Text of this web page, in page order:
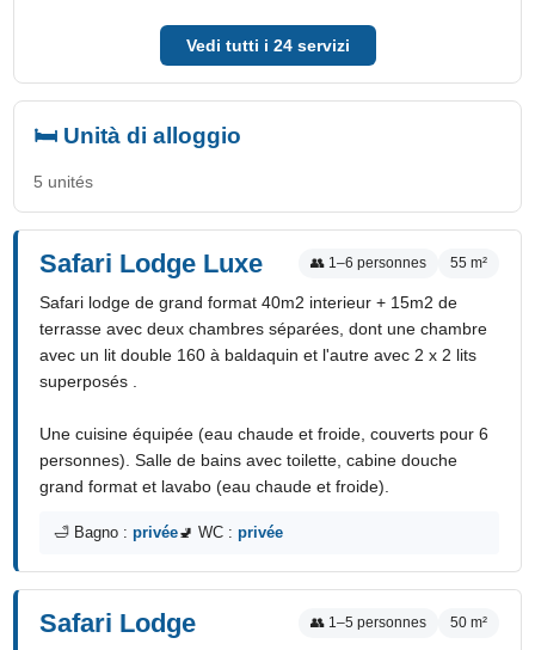
✓ Accès internet par wifi
✓ Animaux non acceptés
✓ Petit déjeuner
✓ Parking privé
Prestations intérieures
✓ Lave linge ✓ Micro-ondes
Situation
✓ Campagne ✓ Montagne
Vedi tutti i 24 servizi
🛏️ Unità di alloggio
5 unités
Safari Lodge Luxe 👥 1–6 personnes 55 m²
Safari lodge de grand format 40m2 interieur + 15m2 de
terrasse avec deux chambres séparées, dont une chambre
avec un lit double 160 à baldaquin et l'autre avec 2 x 2 lits
superposés .
Une cuisine équipée (eau chaude et froide, couverts pour 6
personnes). Salle de bains avec toilette, cabine douche
grand format et lavabo (eau chaude et froide).
🛁 Bagno :privée🚽 WC :privée
Safari Lodge 👥 1–5 personnes 50 m²